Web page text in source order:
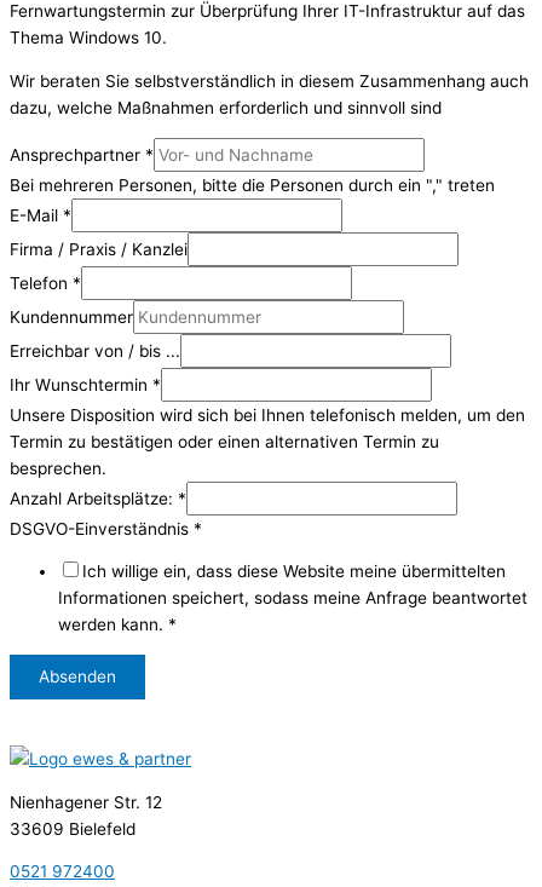
Fernwartungstermin zur Überprüfung Ihrer IT-Infrastruktur auf das
Thema Windows 10.
Wir beraten Sie selbstverständlich in diesem Zusammenhang auch
dazu, welche Maßnahmen erforderlich und sinnvoll sind
Ansprechpartner *
Bei mehreren Personen, bitte die Personen durch ein "," treten
E-Mail *
Firma / Praxis / Kanzlei
Telefon *
Kundennummer
Erreichbar von / bis ...
Ihr Wunschtermin *
Unsere Disposition wird sich bei Ihnen telefonisch melden, um den
Termin zu bestätigen oder einen alternativen Termin zu
besprechen.
Anzahl Arbeitsplätze: *
DSGVO-Einverständnis *
Ich willige ein, dass diese Website meine übermittelten
Informationen speichert, sodass meine Anfrage beantwortet
werden kann. *
Absenden
Nienhagener Str. 12
33609 Bielefeld
0521 972400